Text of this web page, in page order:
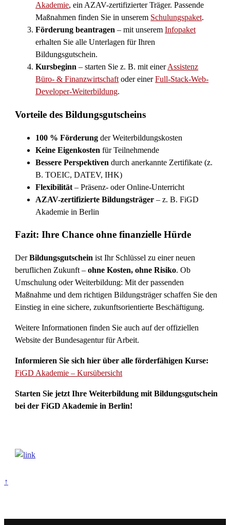
Akademie, ein AZAV-zertifizierter Träger. Passende
Maßnahmen finden Sie in unserem Schulungspaket.
Förderung beantragen – mit unseremInfopaket
erhalten Sie alle Unterlagen für Ihren
Bildungsgutschein.
Kursbeginn – starten Sie z. B. mit einerAssistenz
Büro- & Finanzwirtschaft oder einerFull-Stack-Web-
Developer-Weiterbildung.
Vorteile des Bildungsgutscheins
100 % Förderung der Weiterbildungskosten
Keine Eigenkosten für Teilnehmende
Bessere Perspektiven durch anerkannte Zertifikate (z.
B. TOEIC, DATEV, IHK)
Flexibilität – Präsenz- oder Online-Unterricht
AZAV-zertifizierte Bildungsträger – z. B. FiGD
Akademie in Berlin
Fazit: Ihre Chance ohne finanzielle Hürde
DerBildungsgutschein ist Ihr Schlüssel zu einer neuen
beruflichen Zukunft –ohne Kosten, ohne Risiko. Ob
Umschulung oder Weiterbildung: Mit der passenden
Maßnahme und dem richtigen Bildungsträger schaffen Sie den
Einstieg in eine sichere, zukunftsorientierte Beschäftigung.
Weitere Informationen finden Sie auch auf der offiziellen
Website der Bundesagentur für Arbeit.
Informieren Sie sich hier über alle förderfähigen Kurse:
FiGD Akademie – Kursübersicht
Starten Sie jetzt Ihre Weiterbildung mit Bildungsgutschein
bei der FiGD Akademie in Berlin!
↑